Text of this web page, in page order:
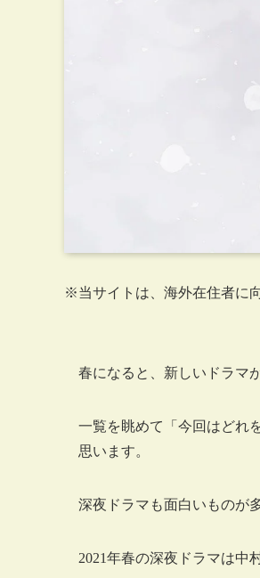
※当サイトは、海外在住者に
春になると、新しいドラマ
一覧を眺めて「今回はどれ
思います。
深夜ドラマも面白いものが
2021年春の深夜ドラマは中